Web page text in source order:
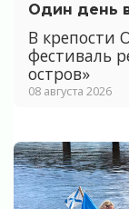
Один день
В крепости
фестиваль
остров»
08 августа 2026